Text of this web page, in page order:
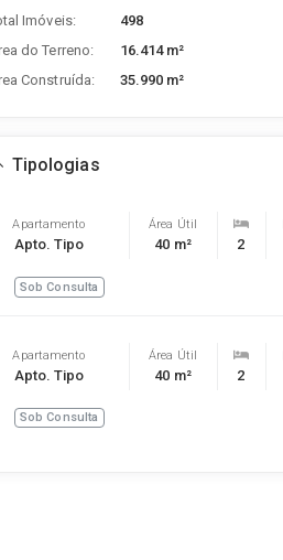
Imóveis:
498
do Terreno:
16.414 m²
Construída:
35.990 m²
Tipologias
Apartamento
Apto. Tipo
Área Útil
40 m² 2
Sob Consulta
Apartamento
Apto. Tipo
Área Útil
40 m² 2
Sob Consulta